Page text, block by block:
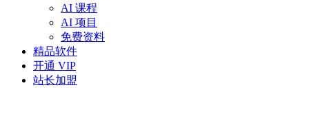
AI 课程
AI 项目
免费资料
精品软件
开通 VIP
站长加盟